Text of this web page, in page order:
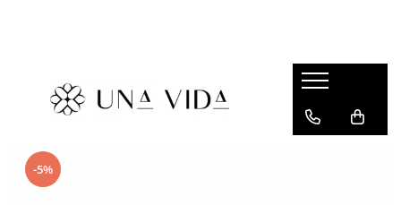
Cadouri pentru EA
CADOURI sub 150 lei - EA
CADOURI sub 150 lei - EL
-5%